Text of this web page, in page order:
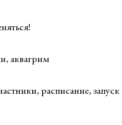
аквагрим
расписание, запуск